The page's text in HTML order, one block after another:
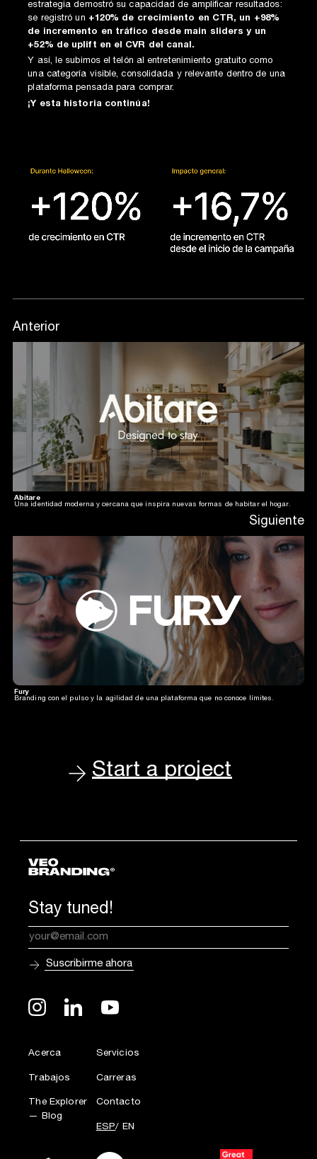
estrategia demostró su capacidad de amplificar resultados:
se registró un +120% de crecimiento en CTR, un +98%
de incremento en tráfico desde main sliders y un
+52% de uplift en el CVR del canal.
Y así, le subimos el telón al entretenimiento gratuito como
una categoría visible, consolidada y relevante dentro de una
plataforma pensada para comprar.
¡Y esta historia continúa!
Anterior
Abitare
Una identidad moderna y cercana que inspira nuevas formas de habitar el hogar.
Siguiente
Fury
Branding con el pulso y la agilidad de una plataforma que no conoce límites.
Start a project
Acerca
Trabajos
The Explorer
— Blog
Servicios
Carreras
Contacto
ESP EN
Stay tuned!